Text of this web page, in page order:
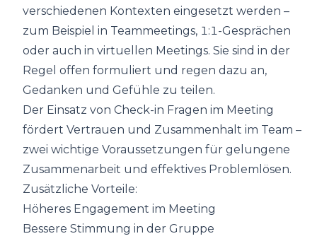
verschiedenen Kontexten eingesetzt werden –
zum Beispiel in Teammeetings, 1:1-Gesprächen
oder auch in virtuellen Meetings. Sie sind in der
Regel offen formuliert und regen dazu an,
Gedanken und Gefühle zu teilen.
Der Einsatz von Check-in Fragen im Meeting
fördert Vertrauen und Zusammenhalt im Team –
zwei wichtige Voraussetzungen für gelungene
Zusammenarbeit und effektives Problemlösen.
Zusätzliche Vorteile:
Höheres Engagement im Meeting
Bessere Stimmung in der Gruppe